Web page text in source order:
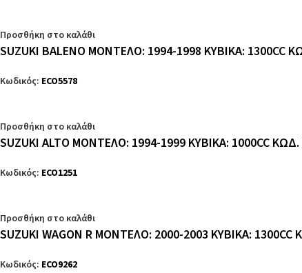
Προσθήκη στο καλάθι
SUZUKI BALENO ΜΟΝΤΕΛΟ: 1994-1998 ΚΥΒΙΚΑ: 1300CC
Κωδικός: ECO5578
Προσθήκη στο καλάθι
SUZUKI ALTO ΜΟΝΤΕΛΟ: 1994-1999 ΚΥΒΙΚΑ: 1000CC
Κωδικός: ECO1251
Προσθήκη στο καλάθι
SUZUKI WAGON R ΜΟΝΤΕΛΟ: 2000-2003 ΚΥΒΙΚΑ:
Κωδικός: ECO9262